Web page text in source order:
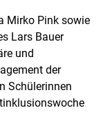
Mirko Pink sowie
Lars Bauer
und
der
Schülerinnen